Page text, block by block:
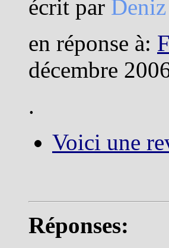
écrit par Deniz
en réponse à:
décembre
.
Voici une
Réponses: